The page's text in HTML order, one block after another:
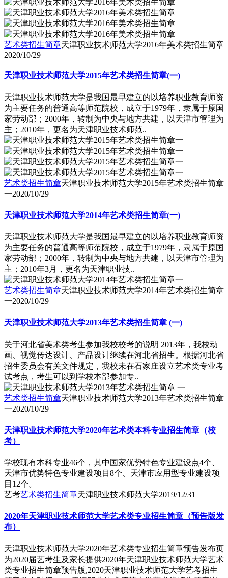
艺术类招生简章天津职业技术师范大学2016年美术类招生简章
2020/10/29
天津职业技术师范大学2015年艺术类招生简章(一)
天津职业技术师范大学是我国最早建立的以培养职业教育师资
为主要任务的普通高等师范院校，成立于1979年，隶属于原国
家劳动部；2000年，转制为中央与地方共建，以天津市管理为
主；2010年，更名为天津职业技术师范..
艺术类招生简章天津职业技术师范大学2015年艺术类招生简章
一2020/10/29
天津职业技术师范大学2014年艺术类招生简章(一)
天津职业技术师范大学是我国最早建立的以培养职业教育师资
为主要任务的普通高等师范院校，成立于1979年，隶属于原国
家劳动部；2000年，转制为中央与地方共建，以天津市管理为
主；2010年3月，更名为天津职业技..
艺术类招生简章天津职业技术师范大学2014年艺术类招生简章
一2020/10/29
天津职业技术师范大学2013年艺术类招生简章 (一)
关于河北省美术类考生参加我校校考的说明 2013年，我校动
画、视觉传达设计、产品设计继续在河北省招生。根据河北省
招生委员会有关文件规定，我校未在石家庄设立艺术类专业考
试考点，考生可以到学校本部参加专..
艺术类招生简章天津职业技术师范大学2013年艺术类招生简章
一2020/10/29
天津职业技术师范大学2020年艺术类本科专业招生简章（校
考）
学校现有本科专业46个，其中国家优势特色专业建设点4个、
天津市优势特色专业建设项目8个、天津市应用型专业建设项
目12个。
艺考艺术类招生简章天津职业技术师范大学2019/12/31
2020年天津职业技术师范大学艺术类专业招生简章（预告版发
布）
天津职业技术师范大学2020年艺术类专业招生简章预告发布页
为2020届艺考生及家长提供2020年天津职业技术师范大学艺术
类专业招生简章预告版,2020天津职业技术师范大学艺考招生